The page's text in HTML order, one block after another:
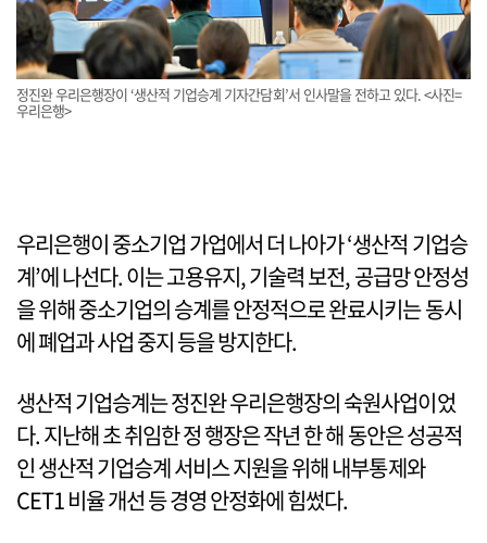
정진완 우리은행장이 ‘생산적 기업승계 기자간담회’서 인사말을 전하고 있다. <사진=
우리은행>
우리은행이 중소기업 가업에서 더 나아가 ‘생산적 기업승
계’에 나선다. 이는 고용유지, 기술력 보전, 공급망 안정성
을 위해 중소기업의 승계를 안정적으로 완료시키는 동시
에 폐업과 사업 중지 등을 방지한다.
생산적 기업승계는 정진완 우리은행장의 숙원사업이었
다. 지난해 초 취임한 정 행장은 작년 한 해 동안은 성공적
인 생산적 기업승계 서비스 지원을 위해 내부통제와
CET1 비율 개선 등 경영 안정화에 힘썼다.